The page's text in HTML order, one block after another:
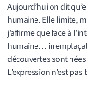
Aujourd’hui on dit
humaine. Elle limite,
j’affirme que face à
humaine…
découvertes sont
L’expression n’est